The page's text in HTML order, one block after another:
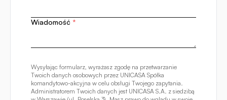
Wiadomość *
Wysyłając formularz, wyrażasz zgodę na przetwarzanie
Twoich danych osobowych przez UNICASA Spółka
komandytowo-akcyjna w celu obsługi Twojego zapytania.
Administratorem Twoich danych jest UNICASA S.A. z siedzibą